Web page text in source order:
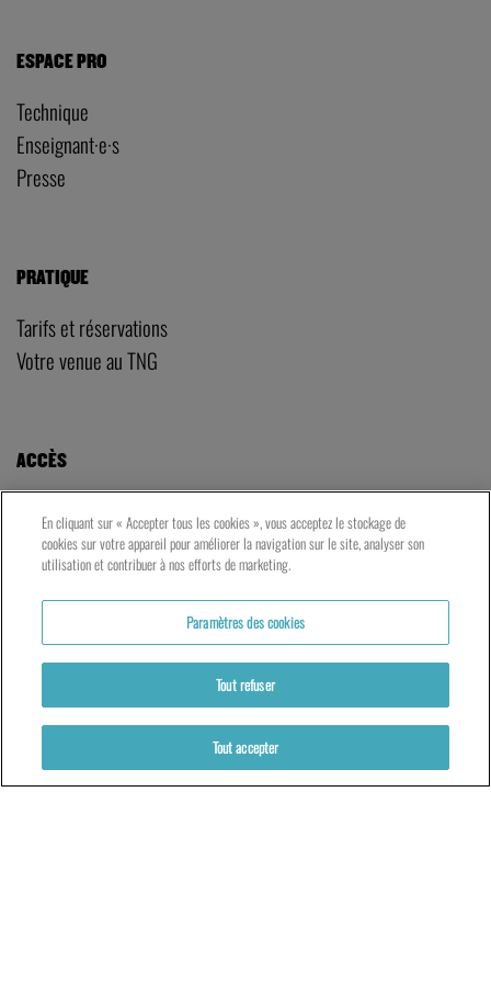
ESPACE PRO
Technique
Enseignant·e·s
Presse
PRATIQUE
Tarifs et réservations
Votre venue au TNG
ACCÈS
LE TNG – VAISE
23 rue de Bourgogne – Lyon 9ème
LES ATELIERS – PRESQU’ÎLE
5 rue du Petit David – Lyon 2ème
En cliquant sur « Accepter tous les cookies », vous acceptez le stockage de
cookies sur votre appareil pour améliorer la navigation sur le site, analyser son
utilisation et contribuer à nos efforts de marketing.
Paramètres des cookies
Tout refuser
Tout accepter